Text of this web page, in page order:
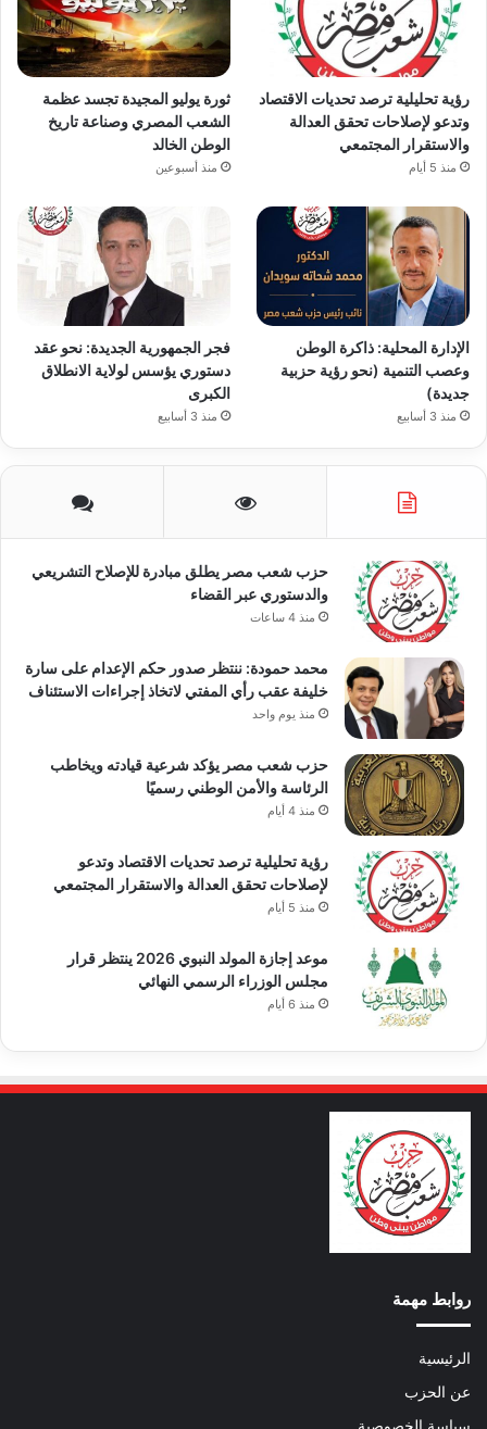
رؤية تحليلية ترصد تحديات الاقتصاد
وتدعو لإصلاحات تحقق العدالة
والاستقرار المجتمعي
منذ 5 أيام
ثورة يوليو المجيدة تجسد عظمة
الشعب المصري وصناعة تاريخ
الوطن الخالد
منذ أسبوعين
​
الإدارة المحلية: ذاكرة الوطن
وعصب التنمية (نحو رؤية حزبية
جديدة)
منذ 3 أسابيع
فجر الجمهورية الجديدة: نحو عقد
دستوري يؤسس لولاية الانطلاق
الكبرى
منذ 3 أسابيع
حزب شعب مصر يطلق مبادرة للإصلاح التشريعي
والدستوري عبر القضاء
منذ 4 ساعات
محمد حمودة: ننتظر صدور حكم الإعدام على سارة
خليفة عقب رأي المفتي لاتخاذ إجراءات الاستئناف
منذ يوم واحد
حزب شعب مصر يؤكد شرعية قيادته ويخاطب
الرئاسة والأمن الوطني رسميًا
منذ 4 أيام
رؤية تحليلية ترصد تحديات الاقتصاد وتدعو
لإصلاحات تحقق العدالة والاستقرار المجتمعي
منذ 5 أيام
موعد إجازة المولد النبوي 2026 ينتظر قرار
مجلس الوزراء الرسمي النهائي
منذ 6 أيام
روابط مهمة
الرئيسية
عن الحزب